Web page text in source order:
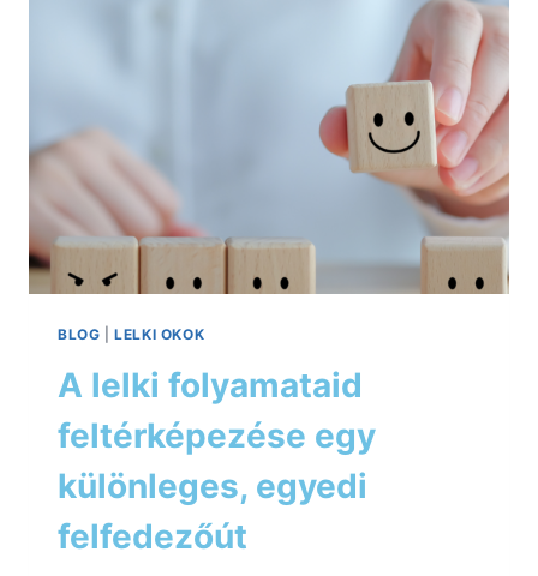
BLOG |LELKI OKOK
A lelki folyamataid
feltérképezése egy
különleges, egyedi
felfedezőút